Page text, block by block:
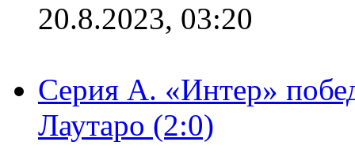
20.8.2023, 03:20
Серия А. «Интер»
Лаутаро (2:0)